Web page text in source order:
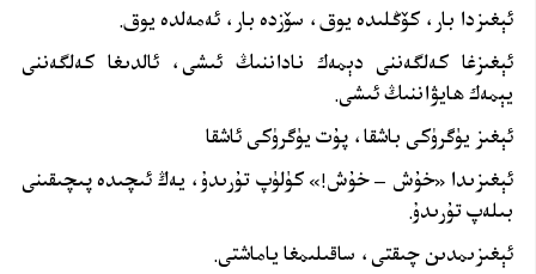
ئېغىزدا بار، كۆڭلىدە يوق، سۆزدە بار، ئەمەلدە يوق.
ئېغىزغا كەلگەننى دېمەك ناداننىڭ ئىشى، ئالدىغا كەلگەننى
يېمەك ھايۋاننىڭ ئىشى.
ئېغىز يۈگرۈكى باشقا، پۇت يۈگرۈكى ئاشقا
ئېغىزىدا «خۇش – خۇش!» كۈلۈپ تۇرىدۇ، يەڭ ئىچىدە پىچىقىنى
بىلەپ تۇرىدۇ.
ئېغىزىمدىن چىقتى، ساقىلىمغا ياماشتى.